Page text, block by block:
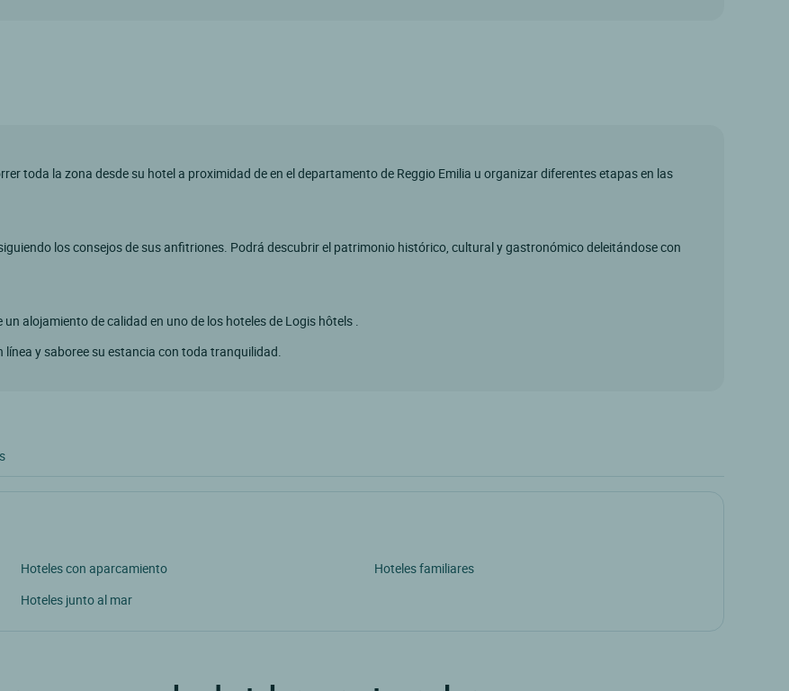
toda la zona desde su hotel a proximidad de en el departamento de Reggio Emilia u organizar diferentes etapas en las
los consejos de sus anfitriones. Podrá descubrir el patrimonio histórico, cultural y gastronómico deleitándose con
alojamiento de calidad en uno de los hoteles de Logis hôtels .
línea y saboree su estancia con toda tranquilidad.
Hoteles con aparcamiento
Hoteles familiares
Hoteles junto al mar